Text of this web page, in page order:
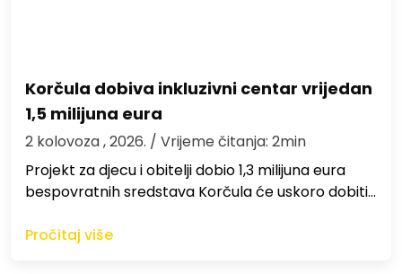
Korčula dobiva inkluzivni centar vrijedan
1,5 milijuna eura
2 kolovoza , 2026. / Vrijeme čitanja: 2min
Projekt za djecu i obitelji dobio 1,3 milijuna eura
bespovratnih sredstava Korčula će uskoro dobiti…
Pročitaj više